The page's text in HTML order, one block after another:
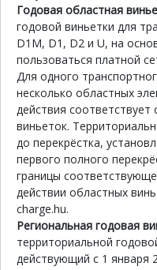
Годовая областная
годовой виньетки для
D1M, D1, D2 и U, на
пользоваться платной
Для одного
несколько областных
действия соответствует
виньеток.
до перекрёстка,
первого полного
границы
действии областных
charge.hu.
Региональная годовая
территориальной
действующий с 1 января